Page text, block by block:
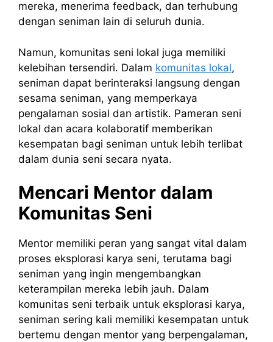
mereka, menerima feedback, dan terhubung
dengan seniman lain di seluruh dunia.
Namun, komunitas seni lokal juga memiliki
kelebihan tersendiri. Dalam komunitas lokal,
seniman dapat berinteraksi langsung dengan
sesama seniman, yang memperkaya
pengalaman sosial dan artistik. Pameran seni
lokal dan acara kolaboratif memberikan
kesempatan bagi seniman untuk lebih terlibat
dalam dunia seni secara nyata.
Mencari Mentor dalam
Komunitas Seni
Mentor memiliki peran yang sangat vital dalam
proses eksplorasi karya seni, terutama bagi
seniman yang ingin mengembangkan
keterampilan mereka lebih jauh. Dalam
komunitas seni terbaik untuk eksplorasi karya,
seniman sering kali memiliki kesempatan untuk
bertemu dengan mentor yang berpengalaman,